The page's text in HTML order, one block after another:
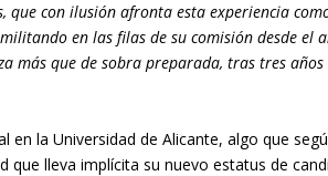
que con ilusión afronta esta experiencia
en las filas de su comisión desde el
más que de sobra preparada, tras tres
en la Universidad de Alicante, algo que
lleva implícita su nuevo estatus de